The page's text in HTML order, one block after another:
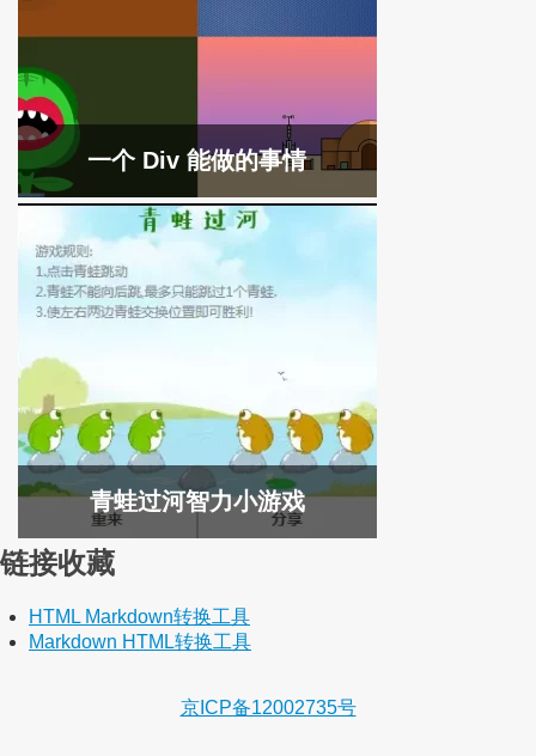
一个 Div 能做的事情
青蛙过河智力小游戏
链接收藏
HTML Markdown转换工具
Markdown HTML转换工具
京ICP备12002735号